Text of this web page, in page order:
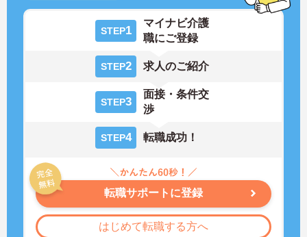
STEP1
マイナビ介護
職にご登録
STEP2 求人のご紹介
STEP3
面接・条件交
渉
STEP4 転職成功！
転職サポートに登録
はじめて転職する方へ